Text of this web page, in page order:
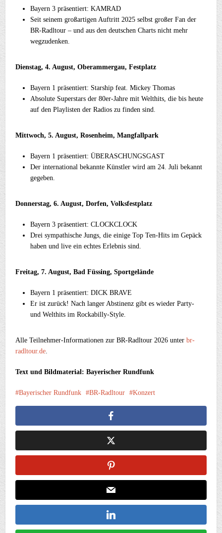
Bayern 3 präsentiert: KAMRAD
Seit seinem großartigen Auftritt 2025 selbst großer Fan der
BR-Radltour – und aus den deutschen Charts nicht mehr
wegzudenken.
Dienstag, 4. August, Oberammergau, Festplatz
Bayern 1 präsentiert: Starship feat. Mickey Thomas
Absolute Superstars der 80er-Jahre mit Welthits, die bis heute
auf den Playlisten der Radios zu finden sind.
Mittwoch, 5. August, Rosenheim, Mangfallpark
Bayern 1 präsentiert: ÜBERASCHUNGSGAST
Der international bekannte Künstler wird am 24. Juli bekannt
gegeben.
Donnerstag, 6. August, Dorfen, Volksfestplatz
Bayern 3 präsentiert: CLOCKCLOCK
Drei sympathische Jungs, die einige Top Ten-Hits im Gepäck
haben und live ein echtes Erlebnis sind.
Freitag, 7. August, Bad Füssing, Sportgelände
Bayern 1 präsentiert: DICK BRAVE
Er ist zurück! Nach langer Abstinenz gibt es wieder Party-
und Welthits im Rockabilly-Style.
Alle Teilnehmer-Informationen zur BR-Radltour 2026 unterbr-
radltour.de.
Text und Bildmaterial: Bayerischer Rundfunk
Bayerischer Rundfunk BR-Radltour Konzert